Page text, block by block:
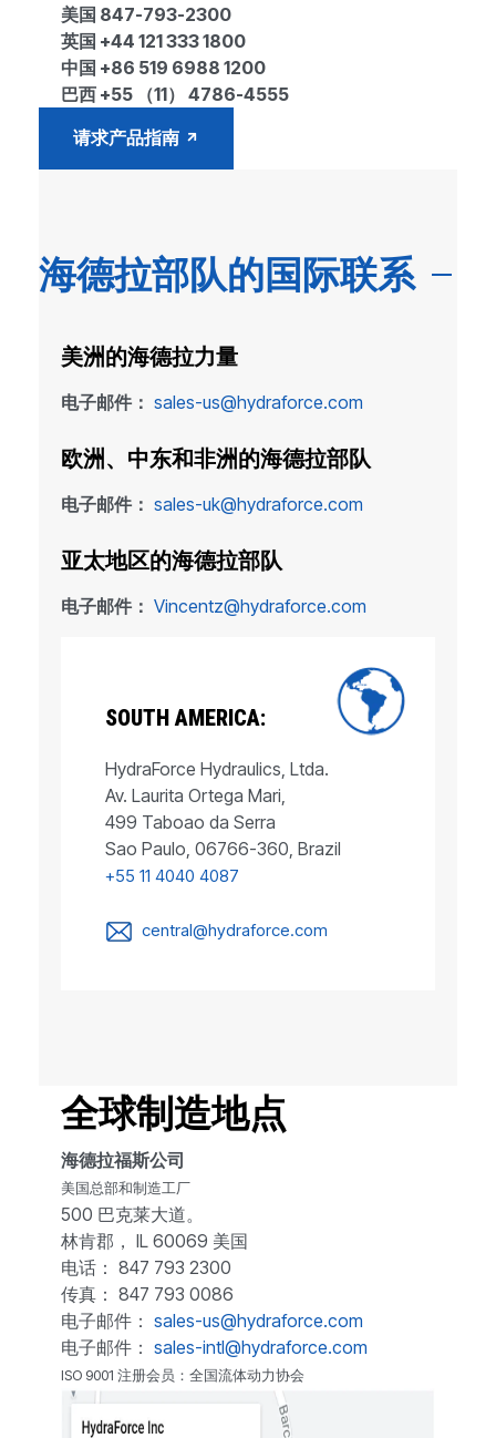
美国 847-793-2300
英国 +44 121 333 1800
中国 +86 519 6988 1200
巴西 +55 （11） 4786-4555
请求产品指南
海德拉部队的国际联系
美洲的海德拉力量
电子邮件： sales-us@hydraforce.com
欧洲、中东和非洲的海德拉部队
电子邮件： sales-uk@hydraforce.com
亚太地区的海德拉部队
电子邮件： Vincentz@hydraforce.com
SOUTH AMERICA:
HydraForce Hydraulics, Ltda.
Av. Laurita Ortega Mari,
499 Taboao da Serra
Sao Paulo, 06766-360, Brazil
+55 11 4040 4087
central@hydraforce.com
全球制造地点
海德拉福斯公司
美国总部和制造工厂
500 巴克莱大道。
林肯郡， IL 60069 美国
电话： 847 793 2300
传真： 847 793 0086
电子邮件： sales-us@hydraforce.com
电子邮件： sales-intl@hydraforce.com
ISO 9001 注册会员：全国流体动力协会